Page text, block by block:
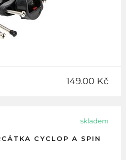
149.00 Kč
skladem
CYCLOP A SPIN